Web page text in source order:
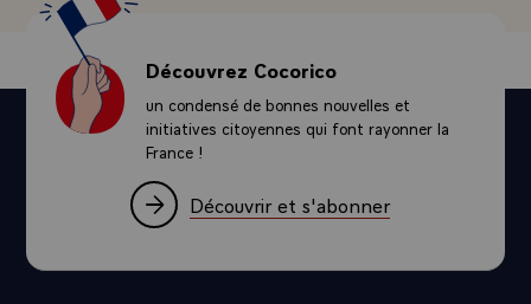
Découvrez Cocorico
un condensé de bonnes nouvelles et
initiatives citoyennes qui font rayonner la
France !
Découvrir et s'abonner